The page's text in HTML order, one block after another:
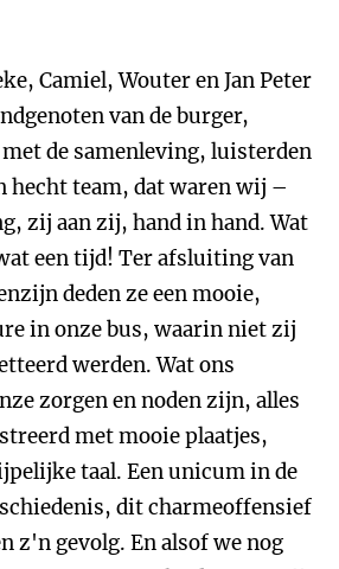
Camiel, Wouter en Jan Peter
van de burger,
de samenleving, luisterden
hecht team, dat waren wij –
zij aan zij, hand in hand. Wat
een tijd! Ter afsluiting van
deden ze een mooie,
in onze bus, waarin niet zij
werden. Wat ons
zorgen en noden zijn, alles
met mooie plaatjes,
taal. Een unicum in de
dit charmeoffensief
z'n gevolg. En alsof we nog